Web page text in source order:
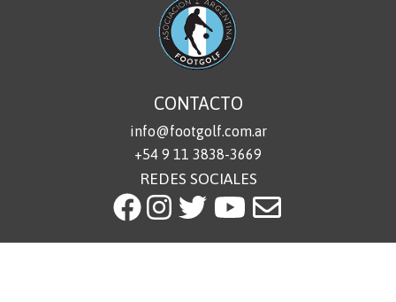
CONTACTO
info@footgolf.com.ar
+54 9 11 3838-3669
REDES SOCIALES